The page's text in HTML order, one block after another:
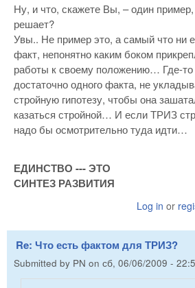
Ну, и что, скажете Вы, – один пример,
решает?
Увы.. Не пример это, а самый что ни
факт, непонятно каким боком
работы к своему положению… Где-то
достаточно одного факта, не
стройную гипотезу, чтобы она
казаться стройной… И если ТРИЗ
надо бы осмотрительно туда идти…
ЕДИНСТВО --- ЭТО
СИНТЕЗ РАЗВИТИЯ
Log in or
Re: Что есть фактом для ТРИЗ?
Submitted by PN on сб, 06/06/2009 -